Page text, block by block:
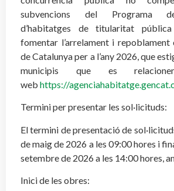
subvencions del Programa
d’habitatges de titularitat
fomentar l’arrelament i repoblament
de Catalunya per a l’any 2026, que
municipis que es
web https://
Termini per presentar les sol·licituds:
El termini de presentació de
de maig de 2026 a les 09:00 hores i
setembre de 2026 a les 14:00 hores,
Inici de les obres: